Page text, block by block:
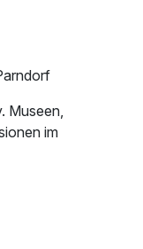
Museen,
im
Nutzung des